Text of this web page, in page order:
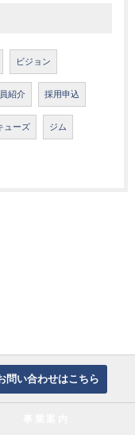
ビジョン
紹介 採用申込
ューズ ジム
問い合わせはこちら